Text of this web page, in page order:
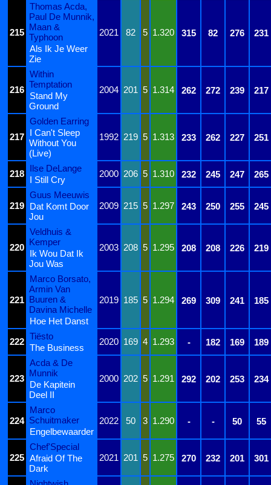
215
Thomas Acda,
Paul De Munnik,
Maan &
Typhoon
2021 82 5 1.320 315 82 276
231
Als Ik Je Weer
Zie
216
Within
Temptation
2004 201 5 1.314 262 272 239 217
Stand My
Ground
217
Golden Earring
1992 219 5 1.313 233 262 227 251
I Can't Sleep
Without You
(Live)
218
Ilse DeLange
2000 206 5 1.310 232 245 247 265
I Still Cry
219
Guus Meeuwis
2009 215 5 1.297 243 250 255 245
Dat Komt Door
Jou
220
Veldhuis &
Kemper
2003 208 5 1.295 208 208 226 219
Ik Wou Dat Ik
Jou Was
221
Marco Borsato,
Armin Van
Buuren &
Davina Michelle
2019 185 5 1.294 269 309 241
185
Hoe Het Danst
222
Tiësto
2020 169 4 1.293 - 182 169 189
The Business
223
Acda & De
Munnik
2000 202 5 1.291 292 202 253 234
De Kapitein
Deel II
224
Marco
Schuitmaker
2022 50 3 1.290 - - 50
55
Engelbewaarder
225
Chef'Special
2021 201 5 1.275 270 232 201 301
Afraid Of The
Dark